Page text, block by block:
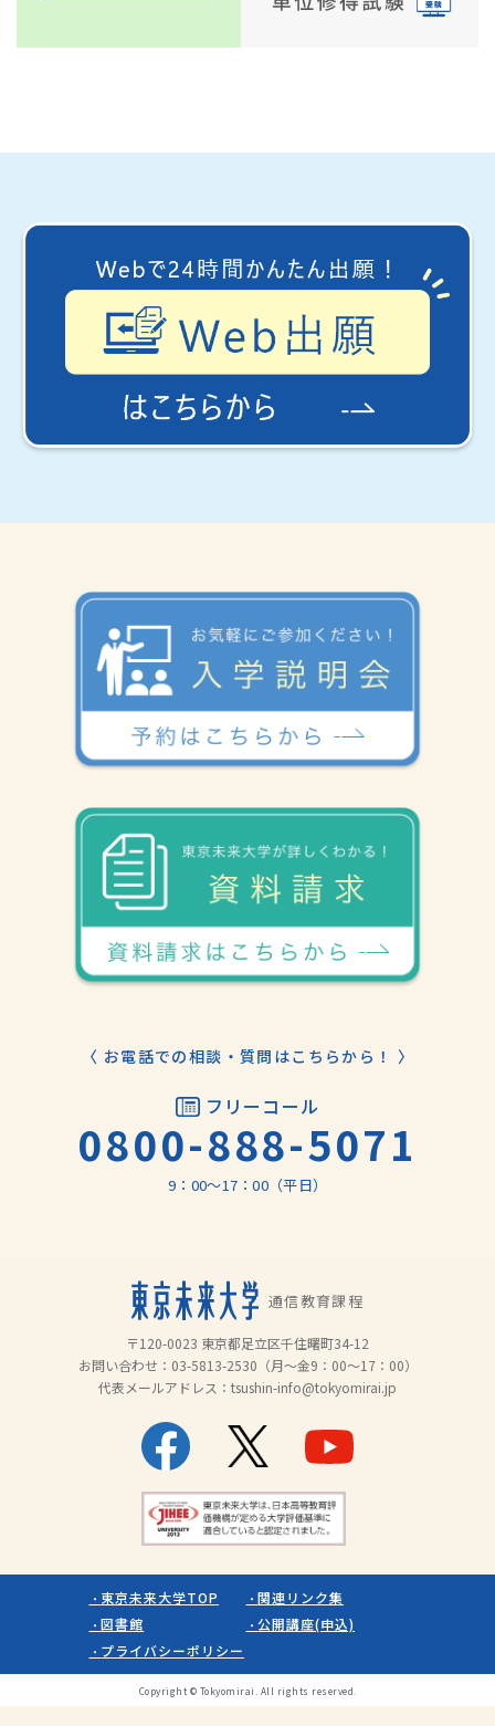
〈 お電話での相談・質問はこちらから！ 〉
フリーコール
0800-888-5071
9：00〜17：00（平日）
通信教育課程
〒120-0023 東京都足立区千住曙町34-12
お問い合わせ： 03-5813-2530 （月～金9：00～17：00）
代表メールアドレス： tsushin-info@tokyomirai.jp
東京未来大学TOP
図書館
プライバシーポリシー
関連リンク集
公開講座(申込)
Copyright © Tokyomirai. All rights reserved.